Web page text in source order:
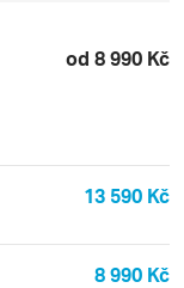
od 8 990 Kč
13 590 Kč
8 990 Kč